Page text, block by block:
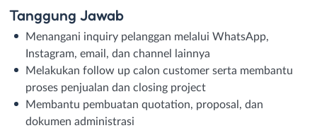
Tanggung Jawab
Menangani inquiry pelanggan melalui WhatsApp,
Instagram, email, dan channel lainnya
Melakukan follow up calon customer serta membantu
proses penjualan dan closing project
Membantu pembuatan quotation, proposal, dan
dokumen administrasi